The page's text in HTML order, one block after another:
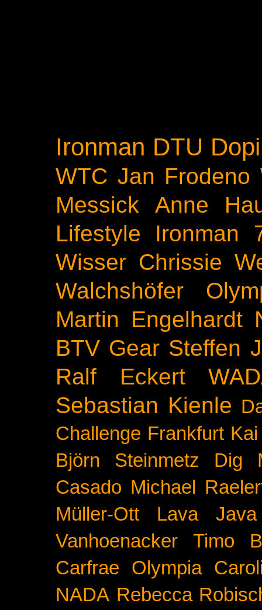
Ironman DTU
WTC Jan Frodeno
Messick
Anne
Lifestyle
Ironman
Wisser Chrissie
Walchshöfer
Martin Engelhardt
BTV Gear Steffen
Ralf Eckert
Sebastian Kienle
Challenge Frankfurt
Björn Steinmetz
Dig
Casado Michael
Müller-Ott
Lava Java
Vanhoenacker
Timo
Carfrae
Olympia
NADA Rebecca